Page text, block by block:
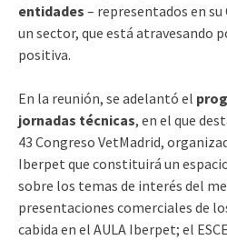
entidades – representados en
un sector, que está atravesando
positiva.
En la reunión, se adelantó el
jornadas técnicas, en el que
43 Congreso VetMadrid,
Iberpet que constituirá un
sobre los temas de interés del
presentaciones comerciales de
cabida en el AULA Iberpet; el